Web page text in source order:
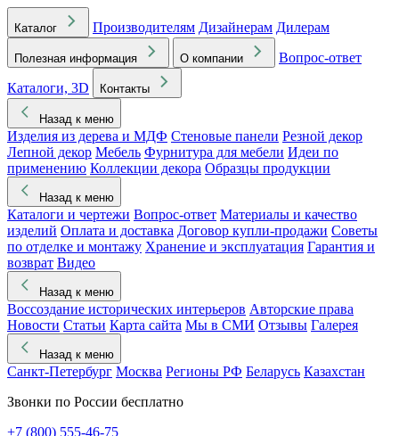
Каталог Производителям Дизайнерам Дилерам
Полезная информация О компании
Вопрос-ответ
Каталоги, 3D
Контакты
Назад к меню
Изделия из дерева и МДФ Стеновые панели Резной декор
Лепной декор Мебель Фурнитура для мебели Идеи по
применению Коллекции декора Образцы продукции
Назад к меню
Каталоги и чертежи Вопрос-ответ Материалы и качество
изделий Оплата и доставка Договор купли-продажи Советы
по отделке и монтажу Хранение и эксплуатация Гарантия и
возврат Видео
Назад к меню
Воссоздание исторических интерьеров Авторские права
Новости Статьи Карта сайта Мы в СМИ Отзывы Галерея
Назад к меню
Санкт-Петербург Москва Регионы РФ Беларусь Казахстан
Звонки по России бесплатно
+7 (800) 555-46-75